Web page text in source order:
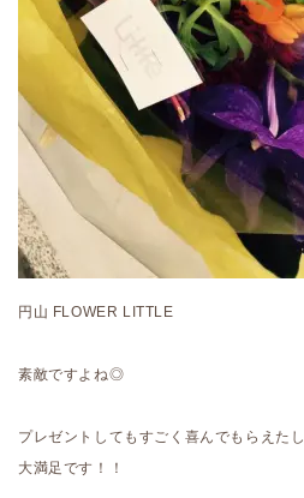
円山 FLOWER LITTLE
素敵ですよね◎
プレゼントしてもすごく喜んでもらえたし
大満足です！！